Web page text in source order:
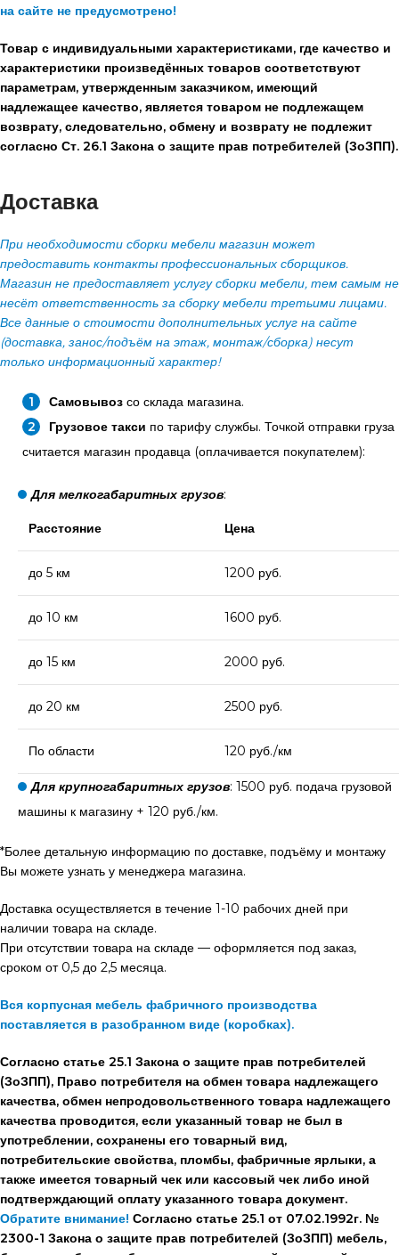
на сайте не предусмотрено!
Товар с индивидуальными характеристиками, где качество и
характеристики произведённых товаров соответствуют
параметрам, утвержденным заказчиком, имеющий
надлежащее качество, является товаром не подлежащем
возврату, следовательно, обмену и возврату не подлежит
согласно Ст. 26.1 Закона о защите прав потребителей (ЗоЗПП).
Доставка
При необходимости сборки мебели магазин может
предоставить контакты профессиональных сборщиков.
Магазин не предоставляет услугу сборки мебели, тем самым не
несёт ответственность за сборку мебели третьими лицами.
Все данные о стоимости дополнительных услуг на сайте
(доставка, занос/подъём на этаж, монтаж/сборка) несут
только информационный характер!
Самовывоз со склада магазина.
Грузовое такси по тарифу службы. Точкой отправки груза
считается магазин продавца (оплачивается покупателем):
Для мелкогабаритных грузов:
Расстояние Цена
до 5 км 1200 руб.
до 10 км 1600 руб.
до 15 км 2000 руб.
до 20 км 2500 руб.
По области 120 руб./км
Для крупногабаритных грузов: 1500 руб. подача грузовой
машины к магазину + 120 руб./км.
*Более детальную информацию по доставке, подъёму и монтажу
Вы можете узнать у менеджера магазина.
Доставка осуществляется в течение 1-10 рабочих дней при
наличии товара на складе.
При отсутствии товара на складе — оформляется под заказ,
сроком от 0,5 до 2,5 месяца.
Вся корпусная мебель фабричного производства
поставляется в разобранном виде (коробках).
Согласно статье 25.1 Закона о защите прав потребителей
(ЗоЗПП), Право потребителя на обмен товара надлежащего
качества, обмен непродовольственного товара надлежащего
качества проводится, если указанный товар не был в
употреблении, сохранены его товарный вид,
потребительские свойства, пломбы, фабричные ярлыки, а
также имеется товарный чек или кассовый чек либо иной
подтверждающий оплату указанного товара документ.
Обратите внимание! Согласно статье 25.1 от 07.02.1992г. №
2300-1 Закона о защите прав потребителей (ЗоЗПП) мебель,